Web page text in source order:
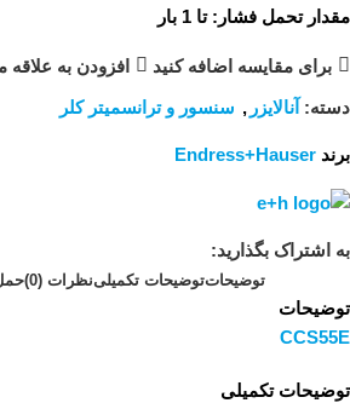
مقدار تحمل فشار: تا 1 بار
برای مقایسه اضافه کنید افزودن به علاقه
دسته: آنالایزر , سنسور و ترانسمیتر کلر
برند Endress+Hauser
به اشتراک بگذارید:
توضیحاتتوضیحات تکمیلینظرات (0)
توضیحات
CCS55E
توضیحات تکمیلی